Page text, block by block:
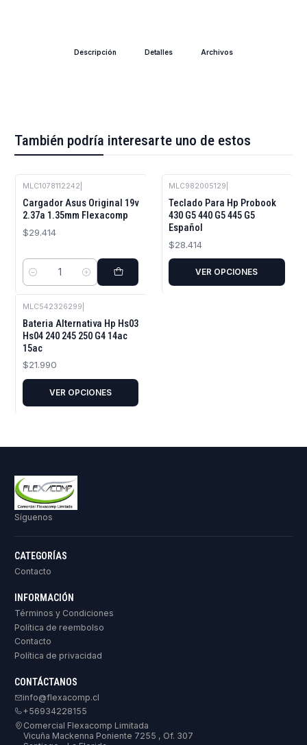
Descripción Detalles Archivos
También podría interesarte uno de estos
MLC1078112242
Cargador Asus Original 19v
2.37a 1.35mm Flexacomp
$29.414
Cantidad
MLC982005129
Teclado Para Hp Probook
430 G5 440 G5 445 G5
Español
$28.414
VER OPCIONES
MLC542326299
Bateria Alternativa Hp Hs03
Hs04 240 245 250 G4 14ac
15ac
$21.990
VER OPCIONES
Síguenos
CATEGORÍAS
Contacto
INFORMACIÓN
Términos y Condiciones
Política de reembolso
Contacto
Política de privacidad
CONTÁCTANOS
info@flexacomp.cl
+56934228155
Comercial Flexacomp Limitada
Vicuña Mackenna Poniente 7255 , Of. 307